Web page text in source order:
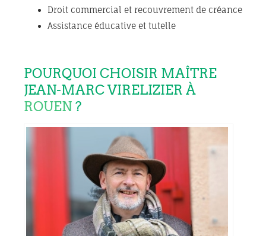
Droit commercial et recouvrement de créance
Assistance éducative et tutelle
POURQUOI CHOISIR MAÎTRE
JEAN-MARC VIRELIZIER À
ROUEN ?